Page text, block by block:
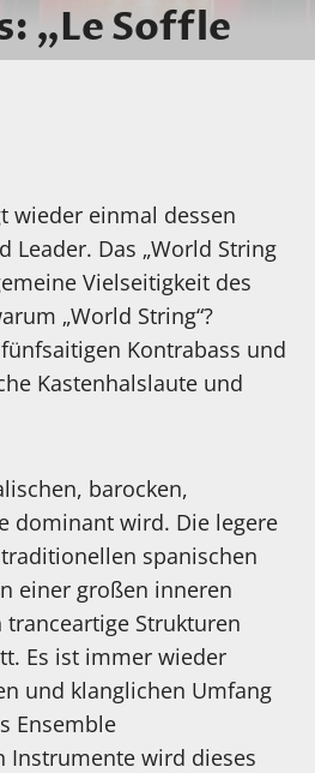
„Le Soffle
wieder einmal dessen
Das „World String
Vielseitigkeit des
„World String“?
Kontrabass und
Kastenhalslaute und
barocken,
dominant wird. Die legere
spanischen
einer großen inneren
Strukturen
Es ist immer wieder
und klanglichen Umfang
Ensemble
Instrumente wird dieses